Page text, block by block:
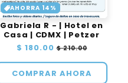
AHORRA 14%
Gabriela R - | Hotel en
Casa | CDMX | Petzer
Precio
$ 180.00 Precio
oferta
$ 210.00
COMPRAR AHORA